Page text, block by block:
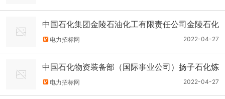
中国石化集团金陵石油化工有限责任公司金陵石化
车辆(轿车）采购框架协议轿车招标公告
2022-04-27
电力招标网
中国石化物资装备部（国际事业公司）扬子石化炼
油结构调整项目耐磨耐高温衬钢玉阀招标公告
2022-04-27
电力招标网